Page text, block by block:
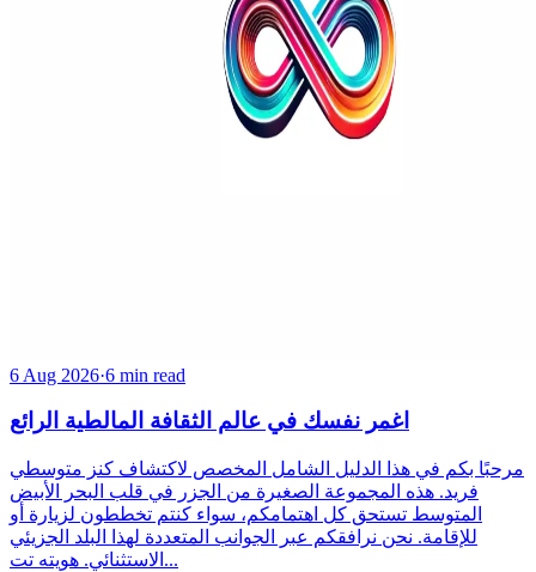
6 Aug 2026·6 min read
اغمر نفسك في عالم الثقافة المالطية الرائع
مرحبًا بكم في هذا الدليل الشامل المخصص لاكتشاف كنز متوسطي
فريد. هذه المجموعة الصغيرة من الجزر في قلب البحر الأبيض
المتوسط تستحق كل اهتمامكم، سواء كنتم تخططون لزيارة أو
للإقامة. نحن نرافقكم عبر الجوانب المتعددة لهذا البلد الجزيئي
الاستثنائي. هويته تت...